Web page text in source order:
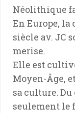
Néolithique
En Europe, la
siècle av. JC
merise.
Elle est
Moyen-Âge,
sa culture.
seulement le